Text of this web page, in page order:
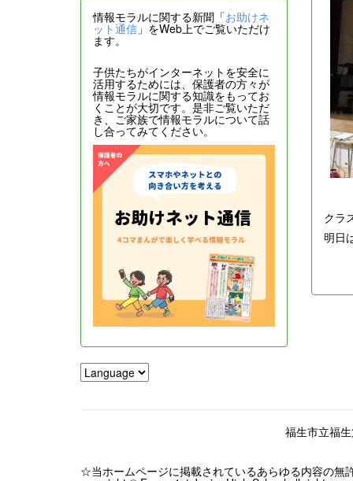
クラ
明日
情報モラルに関する新聞「お助けネ
ット通信 」をWeb上でご覧いただけ
ます。
子供たちがインターネットを安全に
活用するためには、保護者の方々が
情報モラルに関する知識をもってお
くことが大切です。是非ご覧いただ
き、ご家族で情報モラルについて話
し合ってみてください。
福生市立福
☆当ホームページに掲載されているあらゆる内容の無